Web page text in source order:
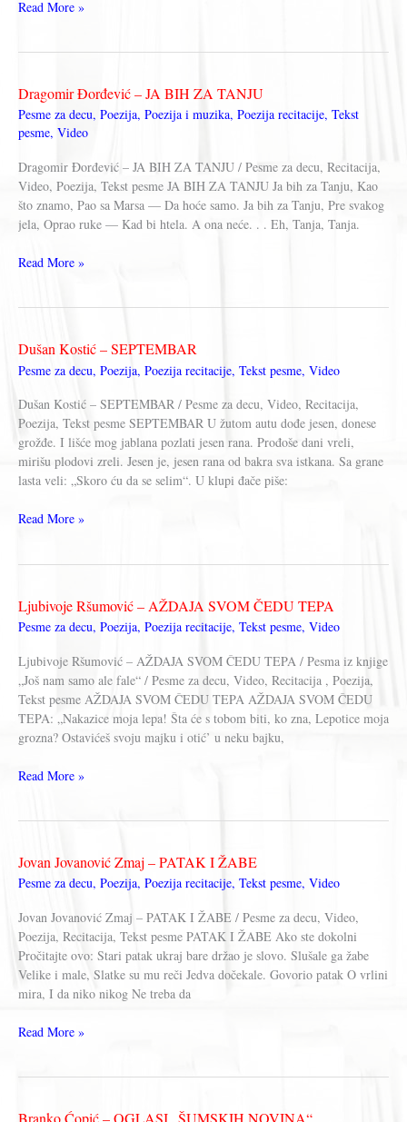
Ljubivoje
MIŠICE
Read More »
Dragomir Đorđević – JA BIH ZA TANJU
Pesme za decu, Poezija, Poezija i muzika, Poezija recitacije, Tekst
pesme, Video
Dragomir Đorđević – JA BIH ZA TANJU / Pesme za decu, Recitacija,
Video, Poezija, Tekst pesme JA BIH ZA TANJU Ja bih za Tanju, Kao
što znamo, Pao sa Marsa — Da hoće samo. Ja bih za Tanju, Pre svakog
jela, Oprao ruke — Kad bi htela. A ona neće. . . Eh, Tanja, Tanja.
Dragomir
ZA
TANJU
Read More »
Dušan Kostić – SEPTEMBAR
Pesme za decu, Poezija, Poezija recitacije, Tekst pesme, Video
Dušan Kostić – SEPTEMBAR / Pesme za decu, Video, Recitacija,
Poezija, Tekst pesme SEPTEMBAR U žutom autu dođe jesen, donese
grožđe. I lišće mog jablana pozlati jesen rana. Prođoše dani vreli,
mirišu plodovi zreli. Jesen je, jesen rana od bakra sva istkana. Sa grane
lasta veli: „Skoro ću da se selim“. U klupi đače piše:
Dušan
Read More »
Ljubivoje Ršumović – AŽDAJA SVOM ČEDU TEPA
Pesme za decu, Poezija, Poezija recitacije, Tekst pesme, Video
Ljubivoje Ršumović – AŽDAJA SVOM ČEDU TEPA / Pesma iz knjige
„Još nam samo ale fale“ / Pesme za decu, Video, Recitacija , Poezija,
Tekst pesme AŽDAJA SVOM ČEDU TEPA AŽDAJA SVOM ČEDU
TEPA: „Nakazice moja lepa! Šta će s tobom biti, ko zna, Lepotice moja
grozna? Ostavićeš svoju majku i otić’ u neku bajku,
Ljubivoje
ČEDU
TEPA
Read More »
Jovan Jovanović Zmaj – PATAK I ŽABE
Pesme za decu, Poezija, Poezija recitacije, Tekst pesme, Video
Jovan Jovanović Zmaj – PATAK I ŽABE / Pesme za decu, Video,
Poezija, Recitacija, Tekst pesme PATAK I ŽABE Ako ste dokolni
Pročitajte ovo: Stari patak ukraj bare držao je slovo. Slušale ga žabe
Velike i male, Slatke su mu reči Jedva dočekale. Govorio patak O vrlini
mira, I da niko nikog Ne treba da
Jovan
Read More »
Branko Ćopić – OGLASI „ŠUMSKIH NOVINA“